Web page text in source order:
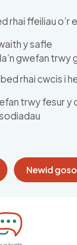
rhai ffeiliau o’r
y safle
gwefan
rhai cwcis i
trwy fesur y
Newid